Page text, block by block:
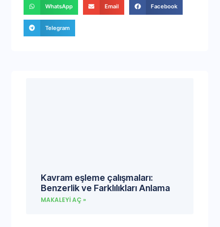
WhatsApp Email Facebook
Telegram
Kavram eşleme çalışmaları:
Benzerlik ve Farklılıkları Anlama
MAKALEYI AÇ »